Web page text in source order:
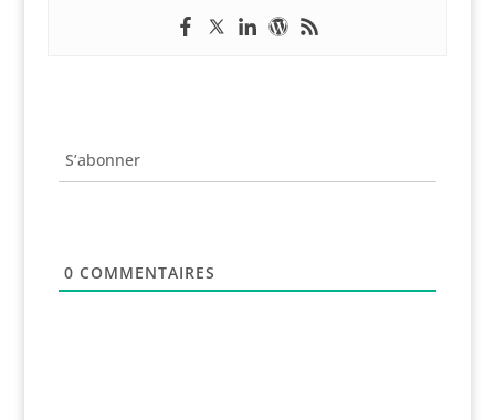
S’abonner
0 COMMENTAIRES